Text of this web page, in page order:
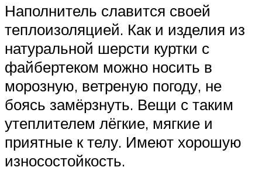
Наполнитель славится своей
теплоизоляцией. Как и изделия из
натуральной шерсти куртки с
файбертеком можно носить в
морозную, ветреную погоду, не
боясь замёрзнуть. Вещи с таким
утеплителем лёгкие, мягкие и
приятные к телу. Имеют хорошую
износостойкость.